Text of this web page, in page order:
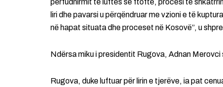
përfudnirmit të luftës së ftoftë, procësi të
liri dhe pavarsi u përqëndruar me vzioni e të
në hapat situata dhe proceset në Kosovë”, u
Ndërsa miku i presidentit Rugova, Adnan
Rugova, duke luftuar për lirin e tjerëve, ia pat